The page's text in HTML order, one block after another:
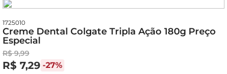
1725010
Creme Dental Colgate Tripla Ação 180g Preço
Especial
R$ 9,99
R$ 7,29 -27%
queijo
arroz
biscoito